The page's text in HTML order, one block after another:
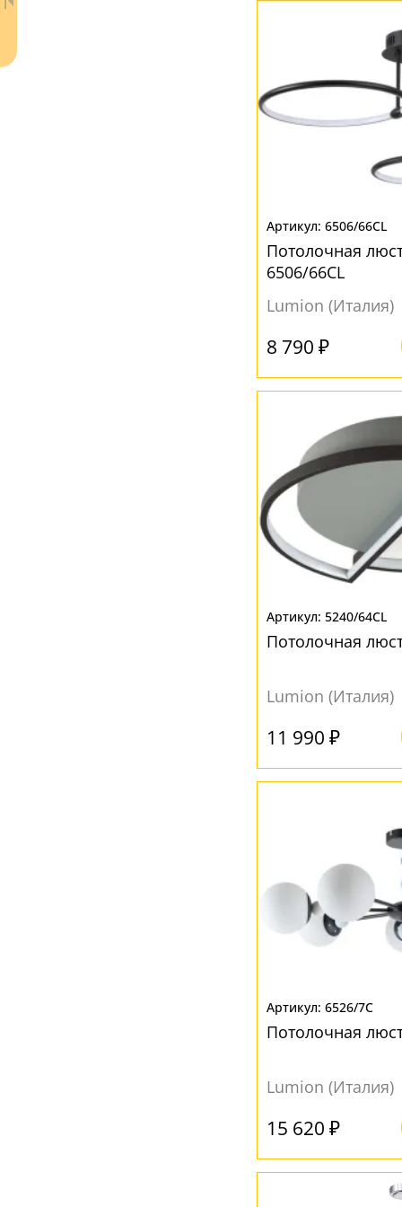
- бесплатная доставка 6506/66CL
Потолочная
6506/66CL
Lumion (Италия)
8 790 ₽
5240/64CL
Потолочная
Lumion (Италия)
11 990 ₽
6526/7C
Потолочная
Lumion (Италия)
15 620 ₽